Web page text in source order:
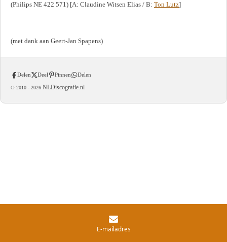
(Philips NE 422 571) [A: Claudine Witsen Elias / B: Ton Lutz]
(met dank aan Geert-Jan Spapens)
Delen Deel Pinnen Delen
© 2010 - 2026 NLDiscografie.nl
E-mailadres